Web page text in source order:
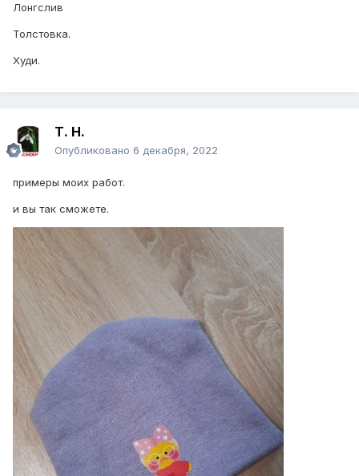
Лонгслив
Толстовка.
Худи.
Т. Н.
Опубликовано 6 декабря, 2022
примеры моих работ.
и вы так сможете.